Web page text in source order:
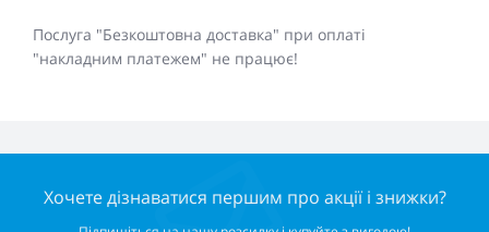
Послуга "Безкоштовна доставка" при оплаті
"накладним платежем" не працює!
Хочете дізнаватися першим про акції і знижки?